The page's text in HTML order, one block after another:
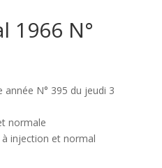
1966 N°
année N° 395 du jeudi 3
normale
injection et normal